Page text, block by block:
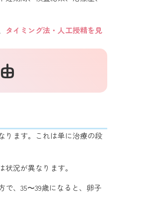
タイミング法・人工授精を見
ります。これは単に治療の段
況が異なります。
、35〜39歳になると、卵子